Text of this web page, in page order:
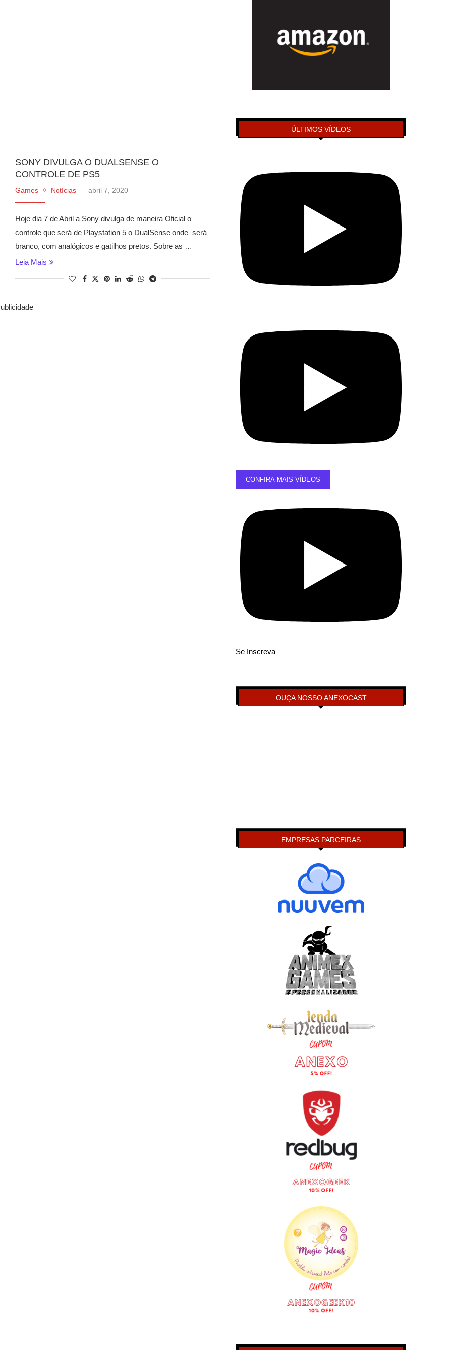
SONY DIVULGA O DUALSENSE O
CONTROLE DE PS5
Games Notícias abril 7, 2020
Hoje dia 7 de Abril a Sony divulga de maneira Oficial o
controle que será de Playstation 5 o DualSense onde será
branco, com analógicos e gatilhos pretos. Sobre as …
Leia Mais
ÚLTIMOS VÍDEOS
CONFIRA MAIS VÍDEOS
Se Inscreva
OUÇA NOSSO ANEXOCAST
EMPRESAS PARCEIRAS